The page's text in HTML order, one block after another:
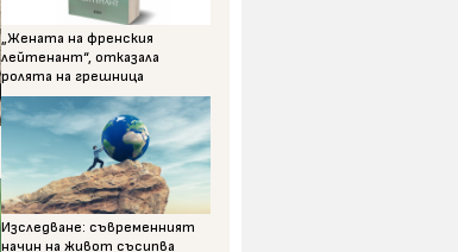
„Жената на френския
лейтенант“, отказала
ролята на грешница
Изследване: съвременният
начин на живот съсипва